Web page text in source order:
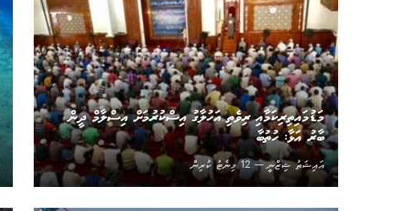
މަޑުމައިތިރިކަމާއި ރިވެތި އަހުލާގު އިސްކުރުމަށް އިސްލާމް ދީން
ބާރު އަޅާ: ހުތުބާ
އައިޝަތު ޝިޒްނީ
12 މިނެޓު ކުރިން